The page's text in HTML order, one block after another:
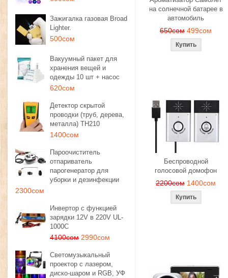
Зажигалка газовая Broad
Lighter.
500сом
Вакуумный пакет для
хранения вещей и
одежды 10 шт + насос
620сом
Детектор скрытой
проводки (труб, дерева,
металла) TH210
1400сом
Пароочиститель
отпариватель
парогенератор для
уборки и дезинфекции
2300сом
Инвертор с функцией
зарядки 12V в 220V UL-
1000C
4100сом 2990сом
Светомузыкальный
проектор с лазером,
диско-шаром и RGB, УФ
на солнечной батарее в
автомобиль
650сом 499сом
Беспроводной
голосовой домофон
2200сом 1400сом